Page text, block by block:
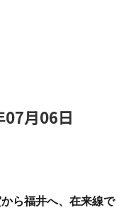
07月06日
ら福井へ、在来線で